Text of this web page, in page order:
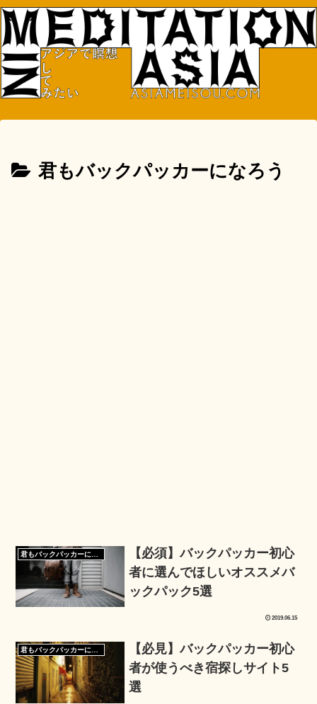
君もバックパッカーになろう
【必須】バックパッカー初心
者に選んでほしいオススメバ
ックパック5選
2019.06.15
君もバックパッカーになろう
【必見】バックパッカー初心
者が使うべき宿探しサイト5
選